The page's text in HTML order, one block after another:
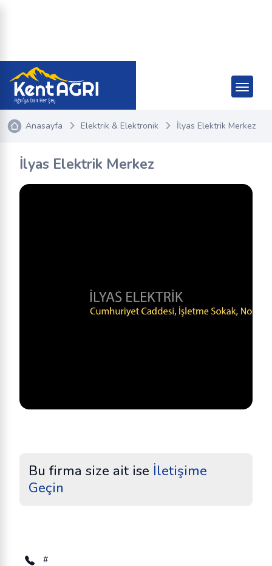
Anasayfa Elektrik & Elektronik İlyas Elektrik Merkez
İlyas Elektrik Merkez
Bu firma size ait ise İletişime
Geçin
#